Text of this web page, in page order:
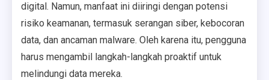
digital. Namun, manfaat ini diiringi dengan potensi
risiko keamanan, termasuk serangan siber, kebocoran
data, dan ancaman malware. Oleh karena itu, pengguna
harus mengambil langkah-langkah proaktif untuk
melindungi data mereka.